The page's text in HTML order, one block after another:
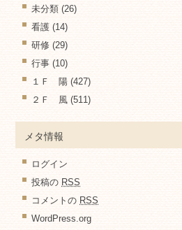
未分類 (26)
看護 (14)
研修 (29)
行事 (10)
１Ｆ 陽 (427)
２Ｆ 風 (511)
メタ情報
ログイン
投稿の RSS
コメントの RSS
WordPress.org